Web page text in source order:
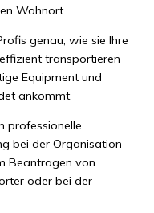
Wohnort.
genau, wie sie Ihre
transportieren
Equipment und
ankommt.
professionelle
bei der Organisation
Beantragen von
oder bei der